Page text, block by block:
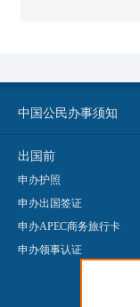
中国公民办事须知
出国前
申办护照
申办出国签证
申办APEC商务旅行卡
申办领事认证